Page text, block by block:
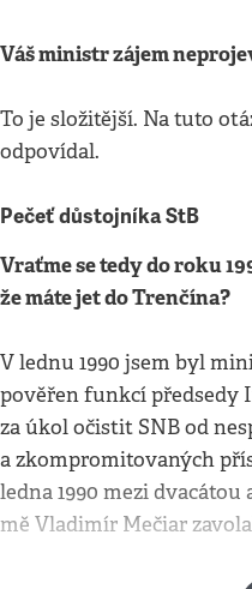
Váš ministr zájem
To je složitější. Na tuto
odpovídal.
Pečeť důstojníka StB
Vraťme se tedy do roku
že máte jet do Trenčína?
V lednu 1990 jsem byl
pověřen funkcí předsedy
za úkol očistit SNB od
a zkompromitovaných
ledna 1990 mezi
mě Vladimír Mečiar